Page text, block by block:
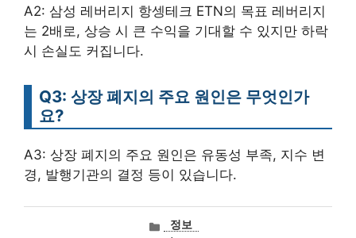
A2: 삼성 레버리지 항셍테크 ETN의 목표 레버리지
는 2배로, 상승 시 큰 수익을 기대할 수 있지만 하락
시 손실도 커집니다.
Q3: 상장 폐지의 주요 원인은 무엇인가
요?
A3: 상장 폐지의 주요 원인은 유동성 부족, 지수 변
경, 발행기관의 결정 등이 있습니다.
카정보